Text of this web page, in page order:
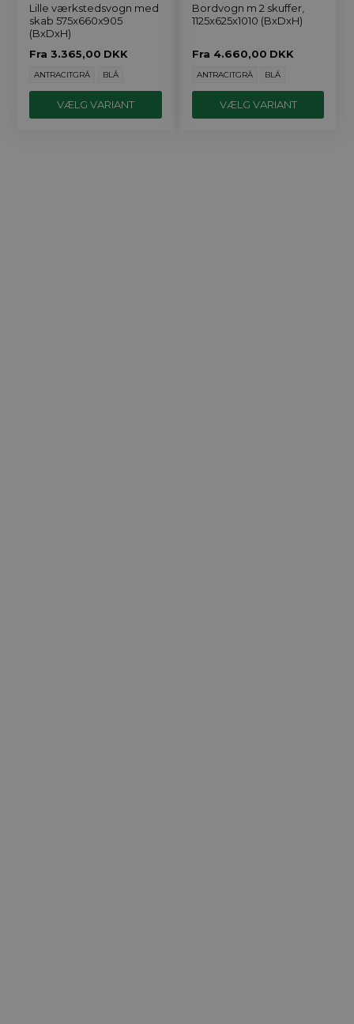
Lille værkstedsvogn med
skab 575x660x905
(BxDxH)
Fra 3.365,00 DKK
ANTRACITGRÅ BLÅ
VÆLG VARIANT
Bordvogn m 2 skuffer,
1125x625x1010 (BxDxH)
Fra 4.660,00 DKK
ANTRACITGRÅ BLÅ
VÆLG VARIANT